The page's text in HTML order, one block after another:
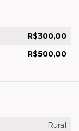
R$300,00
R$500,00
Rural